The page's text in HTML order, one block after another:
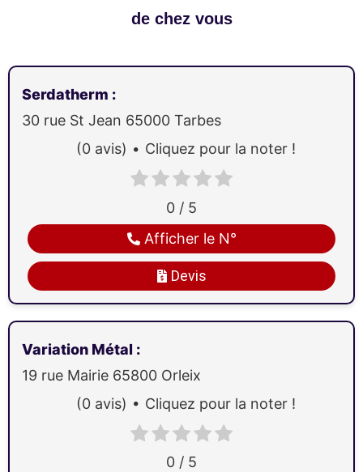
de chez vous
Serdatherm :
30 rue St Jean 65000 Tarbes
Devis
Afficher le N°
0 / 5
(0 avis) Cliquez pour la noter !
Variation Métal :
19 rue Mairie 65800 Orleix
0 / 5
(0 avis) Cliquez pour la noter !